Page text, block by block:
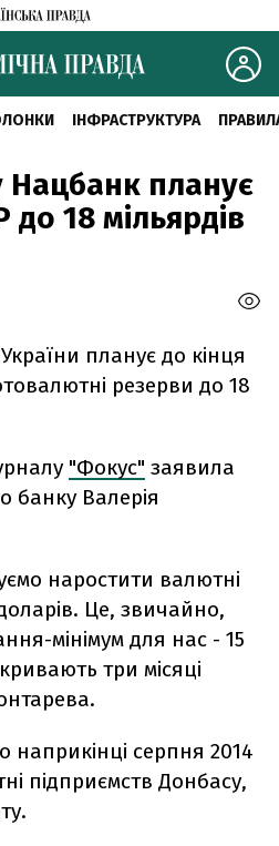
ІНФРАСТРУКТУРА
Нацбанк планує
до 18 мільярдів
планує до кінця
резерви до 18
"Фокус" заявила
банку Валерія
наростити валютні
Це, звичайно,
мінімум для нас - 15
три місяці
серпня 2014
підприємств Донбасу,